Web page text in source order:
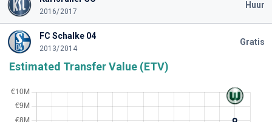
2016/2017
Huur
FC Schalke 04
2013/2014
Gratis
Estimated Transfer Value (ETV)